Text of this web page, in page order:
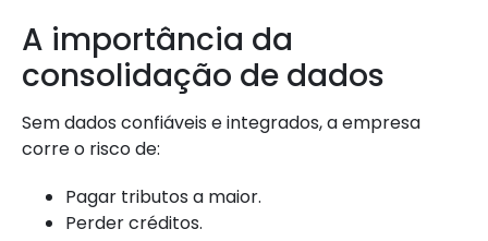
A importância da
consolidação de dados
Sem dados confiáveis e integrados, a empresa
corre o risco de:
Pagar tributos a maior.
Perder créditos.